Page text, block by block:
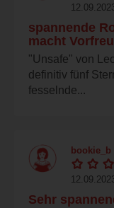
spannende
macht
"Unsafe" von
definitiv fünf
fesselnde...
bookie_b
Sehr